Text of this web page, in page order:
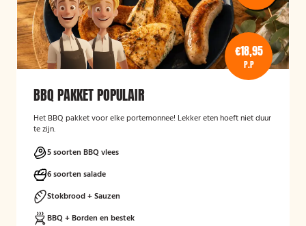
€18,95
P.P
BBQ PAKKET POPULAIR
Het BBQ pakket voor elke portemonnee! Lekker eten hoeft niet duur
te zijn.
5 soorten BBQ vlees
6 soorten salade
Stokbrood + Sauzen
BBQ + Borden en bestek